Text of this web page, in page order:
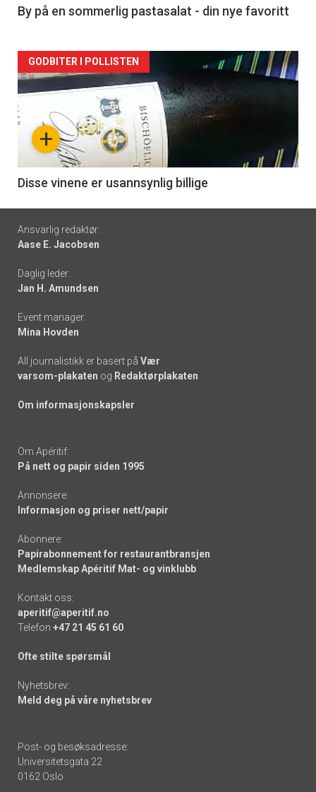
5
By på en sommerlig pastasalat - din nye favoritt
Forsiden
akkurat
nå
6
+
GODBITER I POLLISTEN
Disse vinene er usannsynlig billige
Footer
-
links
Ansvarlig redaktør:
Aase E. Jacobsen
Daglig leder:
Jan H. Amundsen
Event manager:
Mina Hovden
All journalistikk er basert på Vær
varsom-plakaten og Redaktørplakaten
Om informasjonskapsler
Om Apéritif:
På nett og papir siden 1995
Annonsere:
Informasjon og priser nett/papir
Abonnere:
Papirabonnement for restaurantbransjen
Medlemskap Apéritif Mat- og vinklubb
Kontakt oss:
aperitif@aperitif.no
Telefon +47 21 45 61 60
Ofte stilte spørsmål
Nyhetsbrev:
Meld deg på våre nyhetsbrev
Post- og besøksadresse:
Universitetsgata 22
0162 Oslo